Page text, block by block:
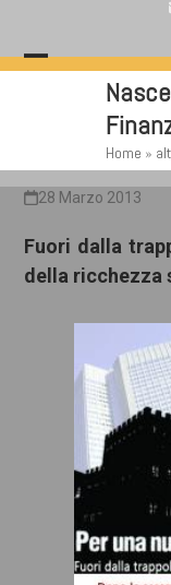
content
Home »
28 Marzo 2013
Fuori dalla
della ricchezza